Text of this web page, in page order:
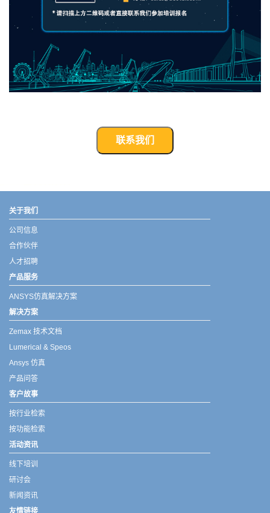
联系我们
关于我们
公司信息
合作伙伴
人才招聘
产品服务
ANSYS仿真解决方案
解决方案
Zemax 技术文档
Lumerical & Speos
Ansys 仿真
产品问答
客户故事
按行业检索
按功能检索
活动资讯
线下培训
研讨会
新闻资讯